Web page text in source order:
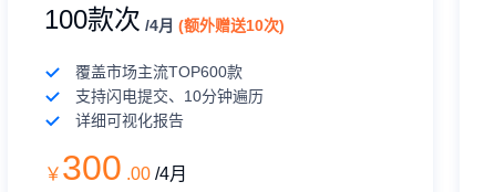
100款次 /4月 (额外赠送10次)
覆盖市场主流TOP600款
支持闪电提交、10分钟遍历
详细可视化报告
￥ 300 .00 /4月